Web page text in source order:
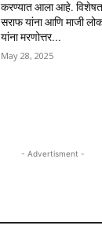
करण्यात आला आहे.
सराफ यांना आणि माजी
यांना मरणोत्तर...
May 28, 2025
- Advertisment -